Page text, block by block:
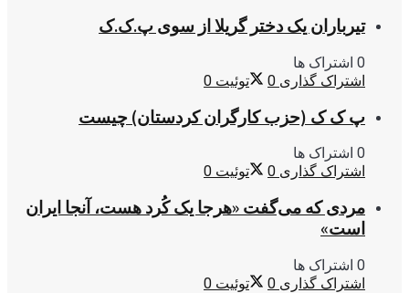
تیرباران یک دختر گریلا از سوی پ.ک.ک
0 اشتراک ها
اشتراک گذاری 0 توئیت 0
پ ک ک (حزب کارگران کردستان) چیست
0 اشتراک ها
اشتراک گذاری 0 توئیت 0
مردی که می‌گفت «هرجا یک کُرد هست، آنجا ایران
است»
0 اشتراک ها
اشتراک گذاری 0 توئیت 0